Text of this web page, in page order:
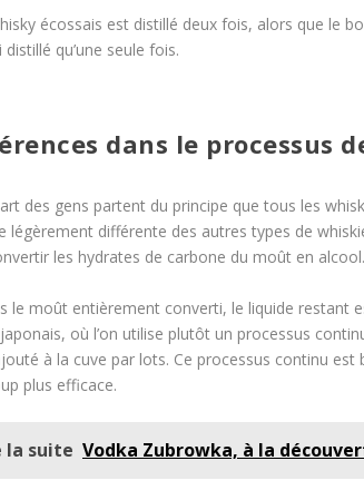
écossais est distillé deux fois, alors que le
distillé qu’une seule fois.
dans le processus
des gens partent du principe que tous les
légèrement différente des autres types de
les hydrates de carbone du moût en alcool.
le moût entièrement converti, le liquide restant
où l’on utilise plutôt un processus
à la cuve par lots. Ce processus continu
plus efficace.
la suite Vodka Zubrowka, à la